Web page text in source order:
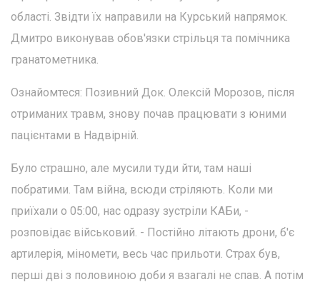
області. Звідти їх направили на Курський напрямок.
Дмитро виконував обов'язки стрільця та помічника
гранатометника.
Ознайомтеся: Позивний Док. Олексій Морозов, після
отриманих травм, знову почав працювати з юними
пацієнтами в Надвірній.
Було страшно, але мусили туди йти, там наші
побратими. Там війна, всюди стріляють. Коли ми
приїхали о 05:00, нас одразу зустріли КАБи, -
розповідає військовий. - Постійно літають дрони, б'є
артилерія, міномети, весь час прильоти. Страх був,
перші дві з половиною доби я взагалі не спав. А потім